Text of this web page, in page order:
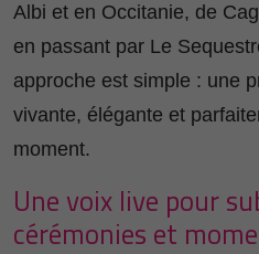
Albi et en Occitanie, de
en passant par Le
approche est simple : une
vivante, élégante et
moment.
Une voix live pour
cérémonies et